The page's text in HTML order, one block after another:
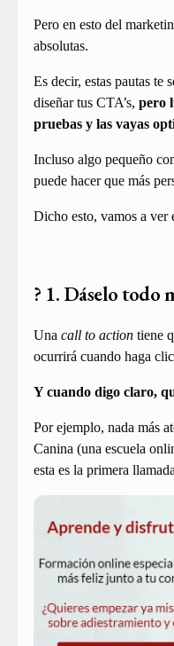
Pero en esto del
absolutas.
Es decir, estas pautas te
diseñar tus CTA’s, pero
pruebas y las vayas
Incluso algo pequeño
puede hacer que más
Dicho esto, vamos a ver
? 1. Dáselo todo
Una call to action tiene
ocurrirá cuando haga
Y cuando digo claro,
Por ejemplo, nada más
Canina (una escuela
esta es la primera